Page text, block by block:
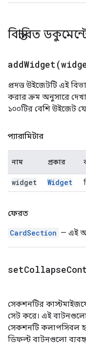
বিস্তারিত
addWidget(
প্রদত্ত উইজেটটি এই
করার ক্রম অনুসারে
১০০টির বেশি উইজেট
প্যারামিটার
নাম প্রকার
widget Widget
ফেরত
CardSection — এই
সেকশনটির
সেট করে। এই
সেকশনটি কলাপসিবল
ডিফল্ট বাটনগুলো